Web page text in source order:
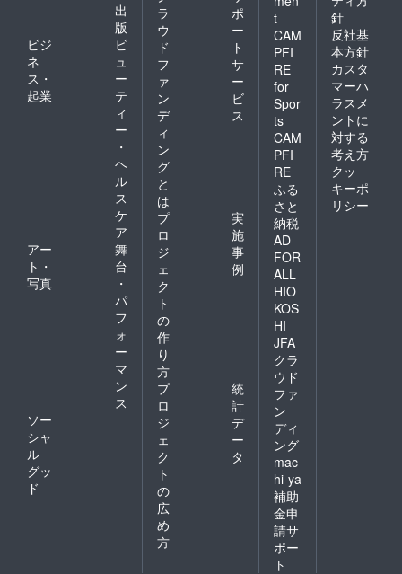
出
版
ビジ
ネ
ス・
起業
ビ
ュ
ー
テ
ィ
ー
・
ヘ
ル
ス
ケ
ア
アー
ト・
写真
舞
台
・
パ
フ
ォ
ー
マ
ン
ス
ソー
シャ
ル
グッ
ド
ラ
ウ
ド
フ
ァ
ン
デ
ィ
ン
グ
と
は
ポ
ー
ト
サ
ー
ビ
ス
プ
ロ
ジ
ェ
ク
ト
の
作
り
方
実
施
事
例
プ
ロ
ジ
ェ
ク
ト
の
広
め
方
統
計
デ
ー
タ
t
CAM
PFI
RE
for
Spor
ts
CAM
PFI
RE
ふる
さと
納税
AD
FOR
ALL
HIO
KOS
HI
JFA
クラ
ウド
ファ
ン
ディ
ング
mac
hi-ya
補助
金申
請サ
ポー
ト
針
反社基
本方針
カスタ
マーハ
ラスメ
ントに
対する
考え方
クッ
キーポ
リシー